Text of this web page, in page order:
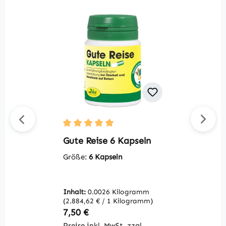
Durchschnittliche Bewertung von 5 von 5
Gute Reise 6 Kapseln
Größe: 6 Kapseln
Inhalt: 0.0026 Kilogramm
(2.884,62 € / 1 Kilogramm)
Regulärer Preis:
7,50 €